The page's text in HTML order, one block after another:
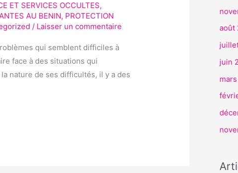
ET SERVICES OCCULTES,
AU BENIN, PROTECTION
/ Laisser un commentaire
qui semblent difficiles à
face à des situations qui
nature de ses difficultés, il y a des
août
juin